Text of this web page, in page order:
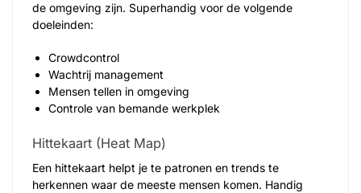
de omgeving zijn. Superhandig voor de volgende
doeleinden:
Crowdcontrol
Wachtrij management
Mensen tellen in omgeving
Controle van bemande werkplek
Hittekaart (Heat Map)
Een hittekaart helpt je te patronen en trends te
herkennen waar de meeste mensen komen. Handig